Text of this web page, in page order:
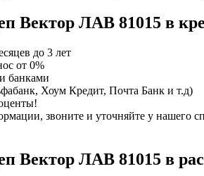
Вектор ЛАВ 81015 в
до 3 лет
от 0%
банками
Хоум Кредит, Почта Банк и т.д)
звоните и уточняйте у нашего
Вектор ЛАВ 81015 в